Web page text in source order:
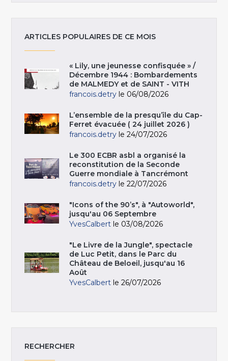
ARTICLES POPULAIRES DE CE MOIS
« Lily, une jeunesse confisquée » /
Décembre 1944 : Bombardements
de MALMEDY et de SAINT - VITH
francois.detry le 06/08/2026
L’ensemble de la presqu’île du Cap-
Ferret évacuée ( 24 juillet 2026 )
francois.detry le 24/07/2026
Le 300 ECBR asbl a organisé la
reconstitution de la Seconde
Guerre mondiale à Tancrémont
francois.detry le 22/07/2026
"Icons of the 90’s", à "Autoworld",
jusqu'au 06 Septembre
YvesCalbert le 03/08/2026
"Le Livre de la Jungle", spectacle
de Luc Petit, dans le Parc du
Château de Beloeil, jusqu'au 16
Août
YvesCalbert le 26/07/2026
RECHERCHER